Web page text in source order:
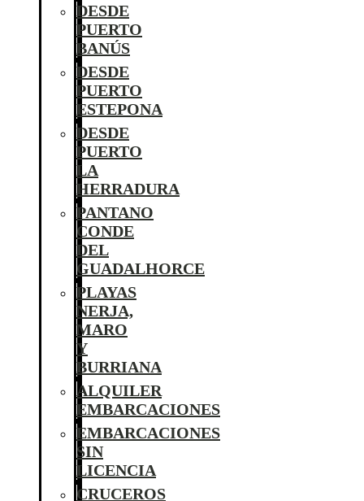
DESDE
PUERTO
BANÚS
DESDE
PUERTO
ESTEPONA
DESDE
PUERTO
LA
HERRADURA
PANTANO
CONDE
DEL
GUADALHORCE
PLAYAS
NERJA,
MARO
Y
BURRIANA
ALQUILER
EMBARCACIONES
EMBARCACIONES
SIN
LICENCIA
CRUCEROS